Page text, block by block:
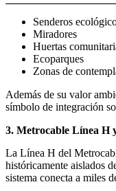
Senderos
Miradores
Huertas
Ecoparques
Zonas de
Además de su valor
símbolo de integración
3. Metrocable Línea H
La Línea H del
históricamente aislados
sistema conecta a miles